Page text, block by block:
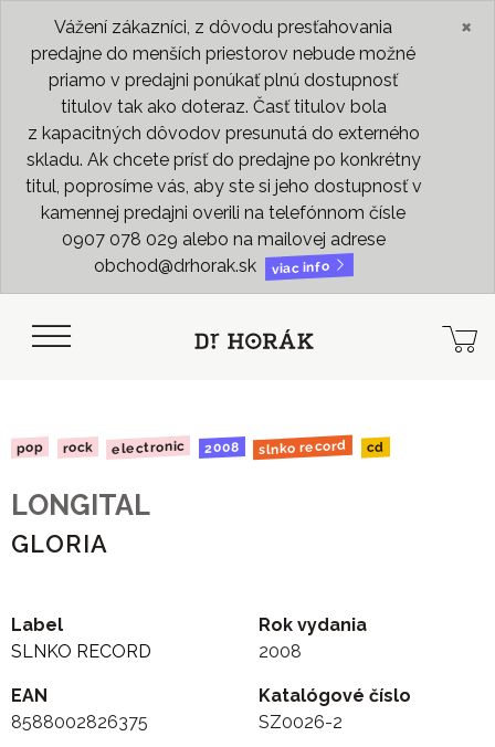
Vážení zákazníci, z dôvodu presťahovania
predajne do menších priestorov nebude možné
priamo v predajni ponúkať plnú dostupnosť
titulov tak ako doteraz. Časť titulov bola
z kapacitných dôvodov presunutá do externého
skladu. Ak chcete prísť do predajne po konkrétny
titul, poprosíme vás, aby ste si jeho dostupnosť v
kamennej predajni overili na telefónnom čísle
0907 078 029 alebo na mailovej adrese
obchod@drhorak.sk
viac info
×
pop rock electronic 2008 slnko record cd
LONGITAL
GLORIA
Label
SLNKO RECORD
Rok vydania
2008
EAN
8588002826375
Katalógové číslo
SZ0026-2